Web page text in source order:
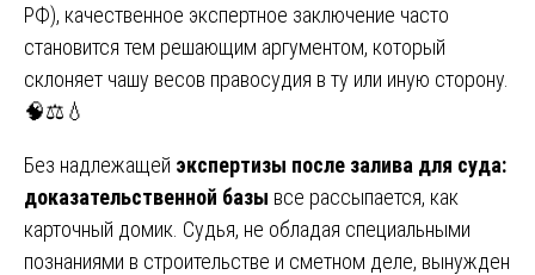
РФ), качественное экспертное заключение часто
становится тем решающим аргументом, который
склоняет чашу весов правосудия в ту или иную сторону.
🧠⚖️💧
Без надлежащей экспертизы после залива для суда:
доказательственной базы все рассыпается, как
карточный домик. Судья, не обладая специальными
познаниями в строительстве и сметном деле, вынужден